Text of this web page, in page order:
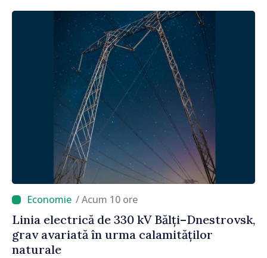
/ Acum 10 ore
Linia electrică de 330 kV Bălți–Dnestrovsk,
grav avariată în urma calamităților
naturale